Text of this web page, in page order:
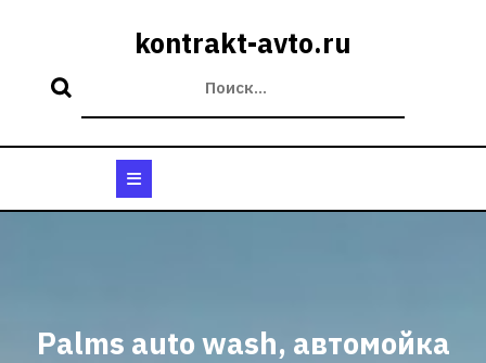
kontrakt-avto.ru
Palms auto wash, автомойка